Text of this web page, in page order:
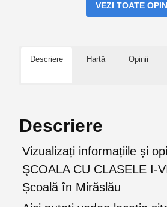
VEZI TOATE
Descriere Hartă Opinii
Descriere
Vizualizați informațiile și
ŞCOALA CU CLASELE I-
Școală în Mirăslău